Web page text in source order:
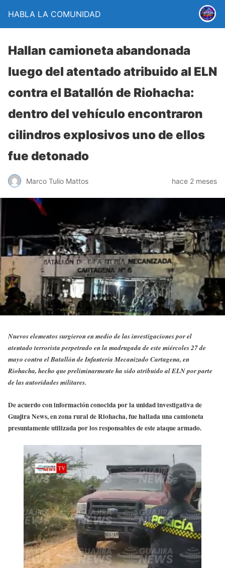
HABLA LA COMUNIDAD
Hallan camioneta abandonada
luego del atentado atribuido al ELN
contra el Batallón de Riohacha:
dentro del vehículo encontraron
cilindros explosivos uno de ellos
fue detonado
Marco Tulio Mattos hace 2 meses
Nuevos elementos surgieron en medio de las investigaciones por el
atentado terrorista perpetrado en la madrugada de este miércoles 27 de
mayo contra el Batallón de Infantería Mecanizado Cartagena, en
Riohacha, hecho que preliminarmente ha sido atribuido al ELN por parte
de las autoridades militares.
De acuerdo con información conocida por la unidad investigativa de
Guajira News, en zona rural de Riohacha, fue hallada una camioneta
presuntamente utilizada por los responsables de este ataque armado.